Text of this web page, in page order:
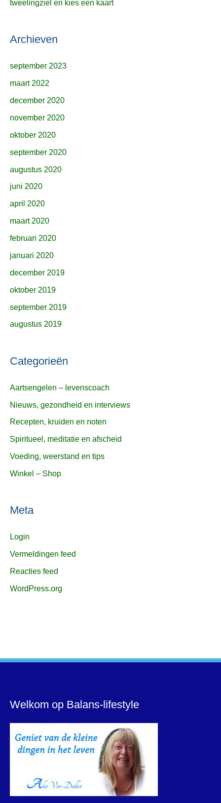
tweelingziel en kies een kaart
Archieven
september 2023
maart 2022
december 2020
november 2020
oktober 2020
september 2020
augustus 2020
juni 2020
april 2020
maart 2020
februari 2020
januari 2020
december 2019
oktober 2019
september 2019
augustus 2019
Categorieën
Aartsengelen – levenscoach
Nieuws, gezondheid en interviews
Recepten, kruiden en noten
Spiritueel, meditatie en afscheid
Voeding, weerstand en tips
Winkel – Shop
Meta
Login
Vermeldingen feed
Reacties feed
WordPress.org
Welkom op Balans-lifestyle